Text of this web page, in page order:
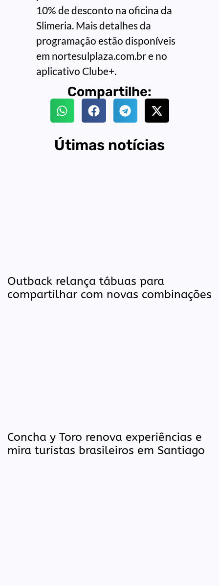
10% de desconto na oficina da
Slimeria. Mais detalhes da
programação estão disponíveis
em nortesulplaza.com.br e no
aplicativo Clube+.
Compartilhe:
Útimas notícias
Outback relança tábuas para
compartilhar com novas combinações
Concha y Toro renova experiências e
mira turistas brasileiros em Santiago